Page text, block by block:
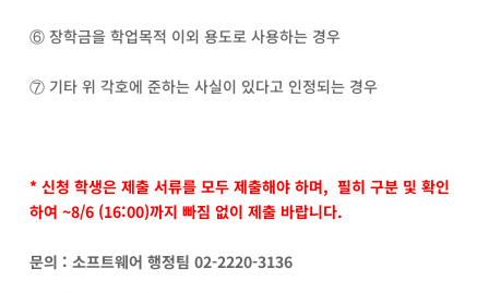
⑥ 장학금을 학업목적 이외 용도로 사용하는 경우
⑦ 기타 위 각호에 준하는 사실이 있다고 인정되는 경우
* 신청 학생은 제출 서류를 모두 제출해야 하며, 필히 구분 및 확인
하여 ~8/6 (16:00)까지 빠짐 없이 제출 바랍니다.
문의 : 소프트웨어 행정팀 02-2220-3136